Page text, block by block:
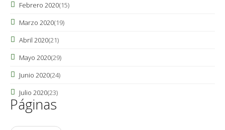
Febrero 2020(15)
Marzo 2020(19)
Abril 2020(21)
Mayo 2020(29)
Junio 2020(24)
Julio 2020(23)
Páginas